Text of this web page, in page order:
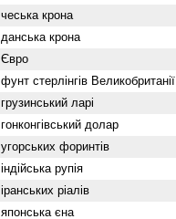
чеська крона
данська крона
Євро
фунт стерлінгів Велико­британії
грузинський ларі
гонконгівський долар
угорських форинтів
індійська рупія
іранських ріалів
японська єна